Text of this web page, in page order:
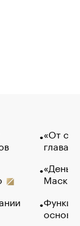
«От
глава
Маск в
основ